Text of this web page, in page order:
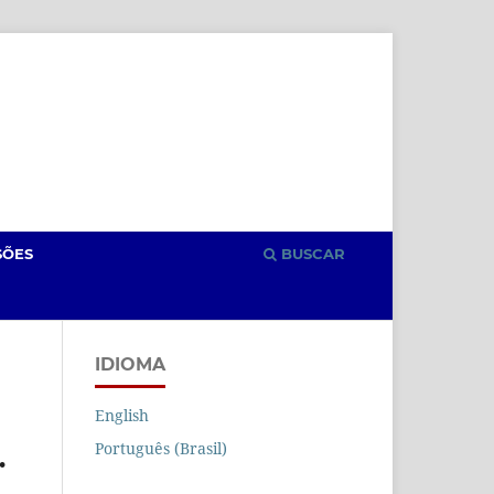
BUSCAR
IDIOMA
English
Português (Brasil)